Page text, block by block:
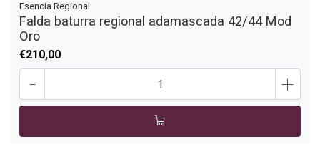
Esencia Regional
Falda baturra regional adamascada 42/44 Mod
Oro
€210,00
- +